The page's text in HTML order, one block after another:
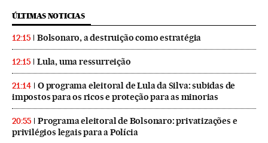
ÚLTIMAS NOTICIAS
12:15 Bolsonaro, a destruição como estratégia
12:15 Lula, uma ressurreição
21:14
O programa eleitoral de Lula da Silva: subidas de
impostos para os ricos e proteção para as minorias
20:55
Programa eleitoral de Bolsonaro: privatizações e
privilégios legais para a Polícia